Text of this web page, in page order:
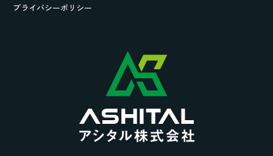
プライバシーポリシー